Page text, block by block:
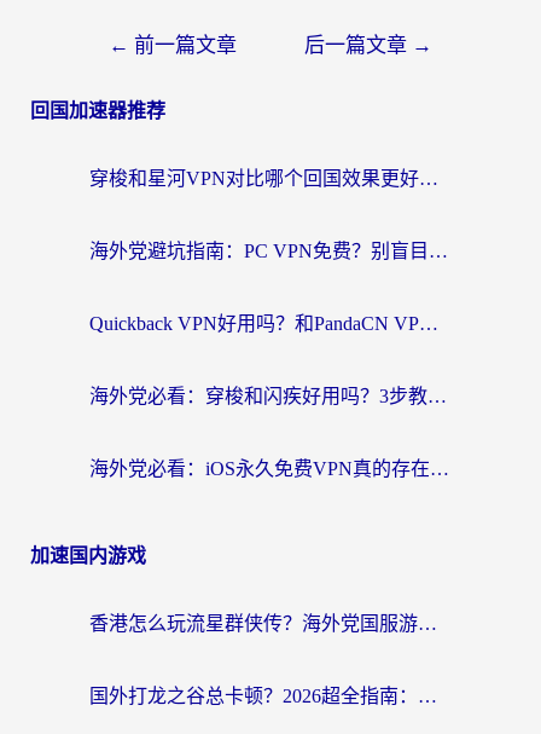
← 前一篇文章 后一篇文章 →
回国加速器推荐
穿梭和星河VPN对比哪个回国效果更好？海外党亲测5款加速器的无缝访问指南
海外党避坑指南：PC VPN免费？别盲目！教你选对回国加速器无缝刷国内资源
Quickback VPN好用吗？和PandaCN VPN对比哪个回国效果更好？海外党必看的真实体验指南
海外党必看：穿梭和闪疾好用吗？3步教你选对回国加速器，无缝刷剧玩Steam
海外党必看：iOS永久免费VPN真的存在吗？教你选对回国加速器无缝刷国内资源
加速国内游戏
香港怎么玩流星群侠传？海外党国服游戏不卡顿的终极解决方案
国外打龙之谷总卡顿？2026超全指南：选对加速器，龙之谷星战前夜激战2都能丝滑畅玩